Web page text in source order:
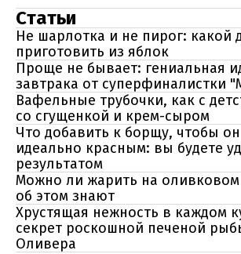
Статьи
Не шарлотка и не пирог: какой
приготовить из яблок
Проще не бывает: гениальная
завтрака от суперфиналистки
Вафельные трубочки, как с
со сгущенкой и крем-сыром
Что добавить к борщу, чтобы
идеально красным: вы будете
результатом
Можно ли жарить на оливковом
об этом знают
Хрустящая нежность в каждом
секрет роскошной печеной
Оливера